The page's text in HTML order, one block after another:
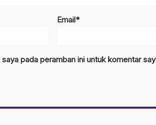
Email*
pada peramban ini untuk komentar